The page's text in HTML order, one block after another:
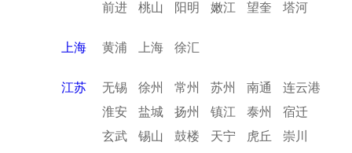
前进
桃山 阳明 嫩江 望奎 塔河
上海 黄浦 上海 徐汇
江苏 无锡 徐州 常州 苏州 南通
连云港
淮安
盐城 扬州 镇江 泰州
宿迁
玄武
锡山 鼓楼 天宁 虎丘
崇川